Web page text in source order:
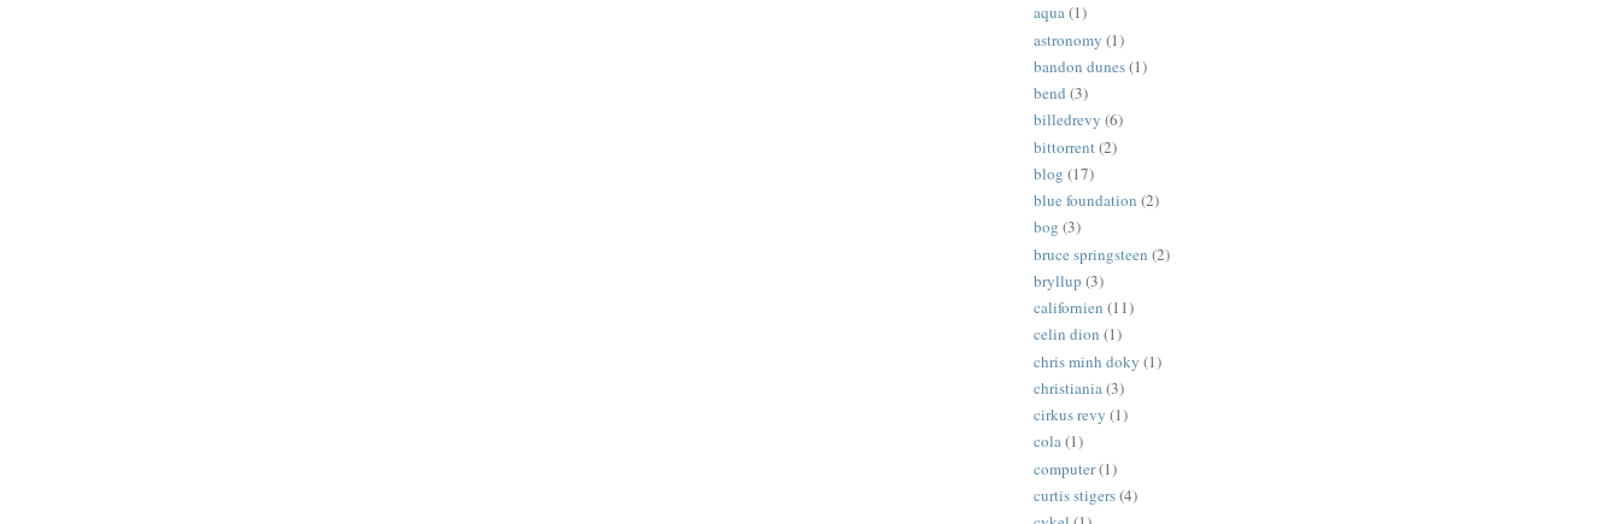
aqua(1)
astronomy (1)
bandon dunes(1)
bend (3)
billedrevy (6)
bittorrent (2)
blog (17)
blue foundation (2)
bog (3)
bruce springsteen (2)
bryllup (3)
californien (11)
celin dion (1)
chris minh doky (1)
christiania(3)
cirkus revy (1)
cola(1)
computer(1)
curtis stigers(4)